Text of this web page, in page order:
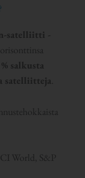
satelliitti -
salkusta
satelliitteja.
World, S&P